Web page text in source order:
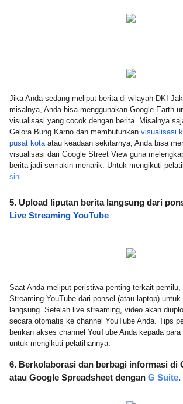
Jika Anda sedang meliput berita di wilayah DKI
misalnya, Anda bisa menggunakan Google Earth
visualisasi yang cocok dengan berita. Misalnya
Gelora Bung Karno dan membutuhkan visualisasi
pusat kota atau keadaan sekitarnya, Anda bisa
visualisasi dari Google Street View guna
sini.
Live Streaming YouTube
Saat Anda meliput peristiwa penting terkait
Streaming YouTube dari ponsel (atau laptop)
langsung. Setelah live streaming, video akan
secara otomatis ke channel YouTube Anda. Tips
berikan akses channel YouTube Anda kepada
untuk mengikuti pelatihannya.
6. Berkolaborasi dan berbagi informasi di
atau Google Spreadsheet dengan G Suite.